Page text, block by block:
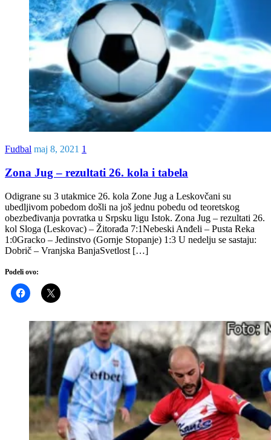
Fudbal maj 8, 2021 1
Zona Jug – rezultati 26. kola i tabela
Odigrane su 3 utakmice 26. kola Zone Jug a Leskovčani su
ubedljivom pobedom došli na još jednu pobedu od teoretskog
obezbeđivanja povratka u Srpsku ligu Istok. Zona Jug – rezultati 26.
kol Sloga (Leskovac) – Žitorađa 7:1Nebeski Anđeli – Pusta Reka
1:0Gracko – Jedinstvo (Gornje Stopanje) 1:3 U nedelju se sastaju:
Dobrič – Vranjska BanjaSvetlost […]
Podeli ovo: